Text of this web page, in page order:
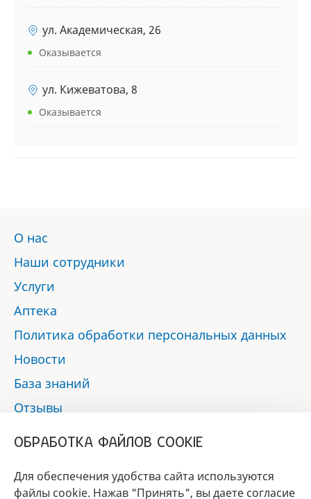
ул. Академическая, 26
Оказывается
ул. Кижеватова, 8
Оказывается
О нас
Наши сотрудники
Услуги
Аптека
Политика обработки персональных данных
Новости
База знаний
Отзывы
ОБРАБОТКА ФАЙЛОВ COOKIE
Для обеспечения удобства сайта используются
файлы cookie. Нажав "Принять", вы даете согласие